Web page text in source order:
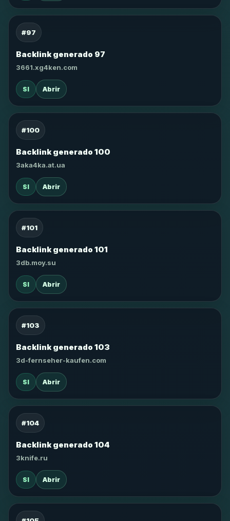
#97
Backlink generado 97
3661.xg4ken.com
SI Abrir
#100
Backlink generado 100
3aka4ka.at.ua
SI Abrir
#101
Backlink generado 101
3db.moy.su
SI Abrir
#103
Backlink generado 103
3d-fernseher-kaufen.com
SI Abrir
#104
Backlink generado 104
3knife.ru
SI Abrir